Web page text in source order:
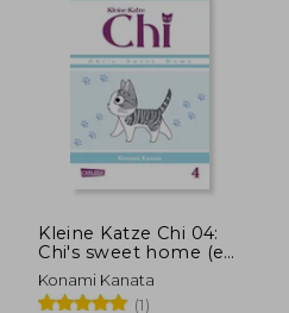
Kleine Katze Chi 04:
Chi's sweet home (en
Alemán)
Konami Kanata
(1)